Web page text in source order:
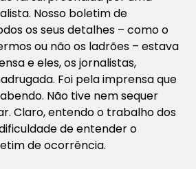
Nosso boletim de
os seus detalhes – como o
ou não os ladrões – estava
e eles, os jornalistas,
Foi pela imprensa que
Não tive nem sequer
Claro, entendo o trabalho dos
de entender o
de ocorrência.